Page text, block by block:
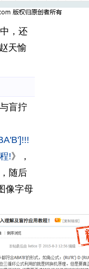
，还
天愉
盲拧
!》，
随后
像字母